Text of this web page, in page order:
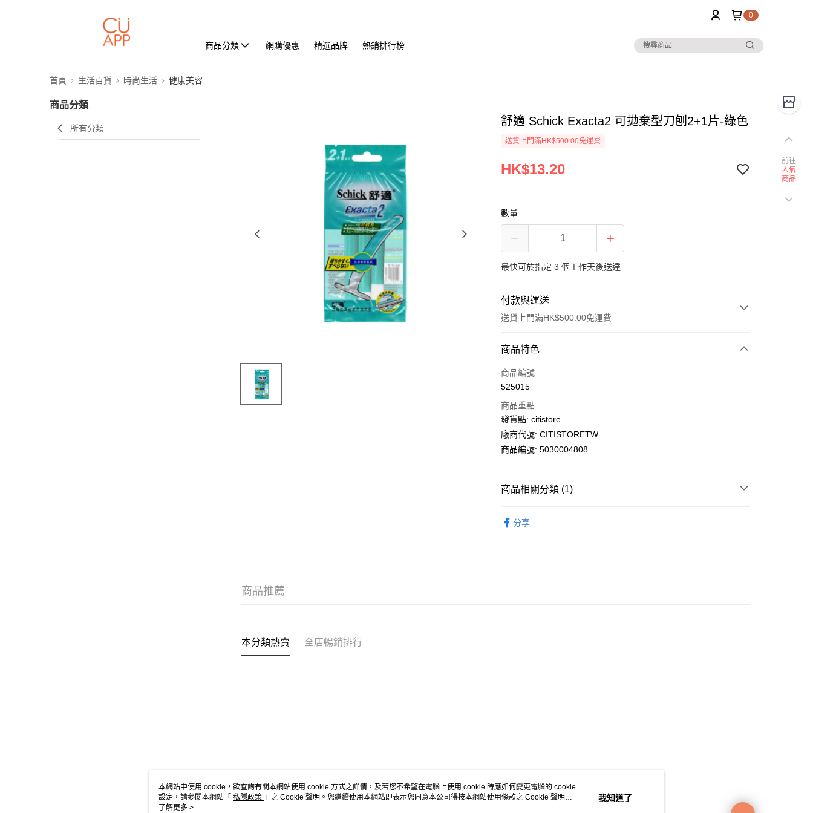
0
商品分類 網購優惠 精選品牌 熱銷排行榜
首頁 生活百貨 時尚生活 健康美容
商品分類
所有分類
舒適 Schick Exacta2 可拋棄型刀刨2+1片-綠色
送貨上門滿HK$500.00免運費
HK$13.20
數量
最快可於指定 3 個工作天後送達
付款與運送
送貨上門滿HK$500.00免運費
付款方式
信用卡
PayMe
WeChat Pay
每筆HK$100.00，滿HK$500.00或以上免運費
商品特色
商品編號
525015
商品重點
發貨點: citistore
廠商代號: CITISTORETW
商品編號: 5030004808
商品相關分類 (1)
分享
商品推薦
本分類熱賣 全店暢銷排行
關於我們 客戶服務
前往
人氣
商品
本網站中使用 cookie，欲查詢有關本網站使用 cookie 方式之詳情，及若您不希望在電腦上使用 cookie 時應如何變更電腦的 cookie
設定，請參閱本網站「 私隱政策 」之 Cookie 聲明。您繼續使用本網站即表示您同意本公司得按本網站使用條款之 Cookie 聲明使
用 cookie。
了解更多 >
我知道了